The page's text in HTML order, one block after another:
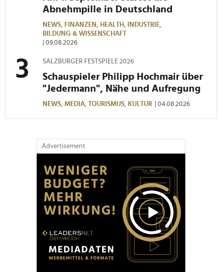
Abnehmpille in Deutschland
NEWS, FINANZEN, HEALTH,
INDUSTRIE,
BILDUNG & WISSENSCHAFT
| 09.08.2026
SALZBURGER FESTSPIELE 2026
Schauspieler Philipp Hochmair über
"Jedermann", Nähe und Aufregung
NEWS, MEDIA, TOURISMUS, KULTUR | 04.08.2026
Advertisement